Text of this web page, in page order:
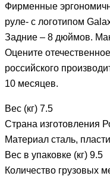
Фирменные
руле- с логотипом
Задние – 8 дюймов.
Оцените
российского
10 месяцев.
Вес (кг) 7.5
Страна изготовления
Материал сталь,
Вес в упаковке (кг) 9.5
Количество грузовых